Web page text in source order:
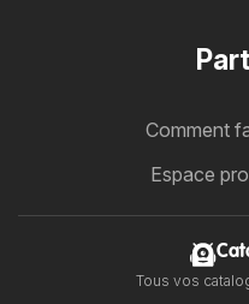
Comment
Espace
Tous vos